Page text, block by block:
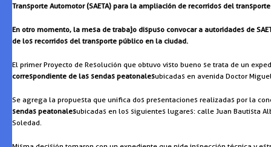
Transporte Automotor (SAETA) para la ampliación de recorridos del
En otro momento, la mesa de trabajo dispuso convocar a autoridades de
de los recorridos del transporte público en la ciudad.
El primer Proyecto de Resolución que obtuvo visto bueno se trata de un
correspondiente de las sendas peatonalesubicadas en avenida Doctor
Se agrega la propuesta que unifica dos presentaciones realizadas por la
sendas peatonalesubicadas en los siguientes lugares: calle Juan Bautista
Soledad.